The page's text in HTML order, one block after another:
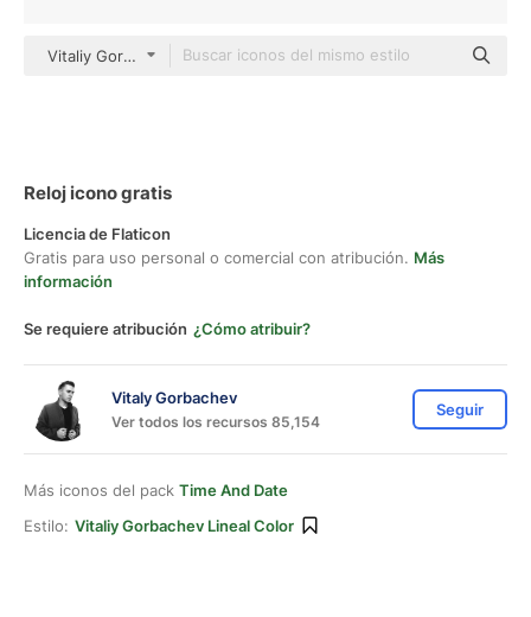
Vitaliy Gorbachev Lineal Color
Reloj icono gratis
Licencia de Flaticon
Gratis para uso personal o comercial con atribución. Más
información
Se requiere atribución ¿Cómo atribuir?
Vitaly Gorbachev
Ver todos los recursos 85,154
Seguir
Más iconos del pack Time And Date
Estilo: Vitaliy Gorbachev Lineal Color